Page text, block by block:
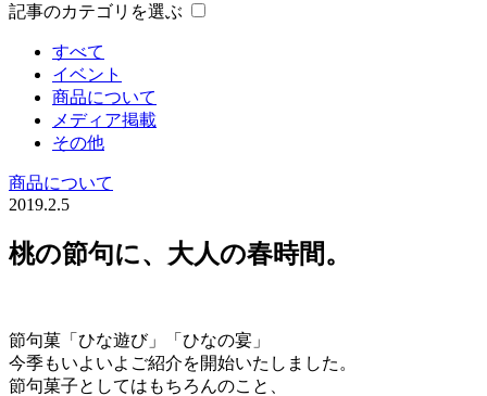
記事のカテゴリを選ぶ
すべて
イベント
商品について
メディア掲載
その他
商品について
2019.2.5
桃の節句に、大人の春時間。
節句菓「ひな遊び」「ひなの宴」
今季もいよいよご紹介を開始いたしました。
節句菓子としてはもちろんのこと、